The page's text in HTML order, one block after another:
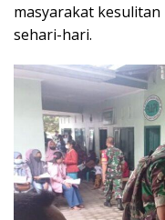
masyarakat
sehari-hari.